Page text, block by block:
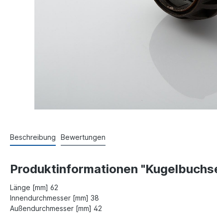
Beschreibung Bewertungen
Produktinformationen
Länge [mm] 62
Innendurchmesser [mm] 38
Außendurchmesser [mm] 42